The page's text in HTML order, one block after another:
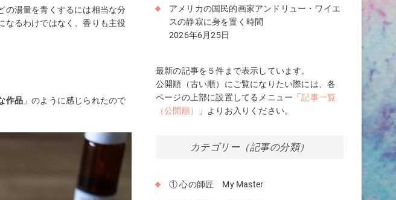
の湯量を青くするには相当な分
なるわけではなく、香りも主役
作品 」のように感じられたので
アメリカの国民的画家アンドリュー・ワイエ
スの静寂に身を置く時間
2026年6月25日
最新の記事を５件まで表示しています。
公開順（古い順）にご覧になりたい際には、各
ページの上部に設置してるメニュー「記事一覧
（公開順）
」よりお入りください。
カテゴリー（記事の分類）
① 心の師匠 My Master